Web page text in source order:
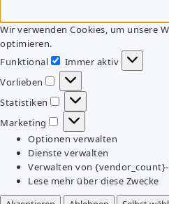
Wir verwenden Cookies, um unsere
optimieren.
Funktional
Funktional
Immer aktiv
Vorlieben
Vorlieben
Statistiken
Statistiken
Marketing
Marketing
Optionen verwalten
Dienste verwalten
Verwalten von
Lese mehr über diese Zwecke